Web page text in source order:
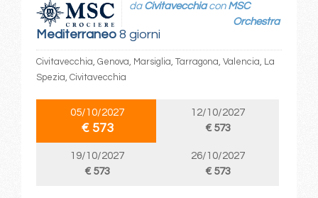
Mediterraneo8 giorni
da Civitavecchiacon MSC
Orchestra
Civitavecchia, Genova, Marsiglia, Tarragona, Valencia, La
Spezia, Civitavecchia
05/10/2027
€ 573
12/10/2027
€ 573
19/10/2027
€ 573
26/10/2027
€ 573